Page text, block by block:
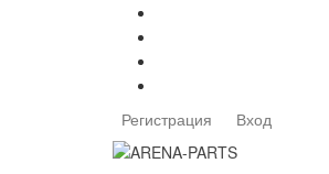
Регистрация
Вход